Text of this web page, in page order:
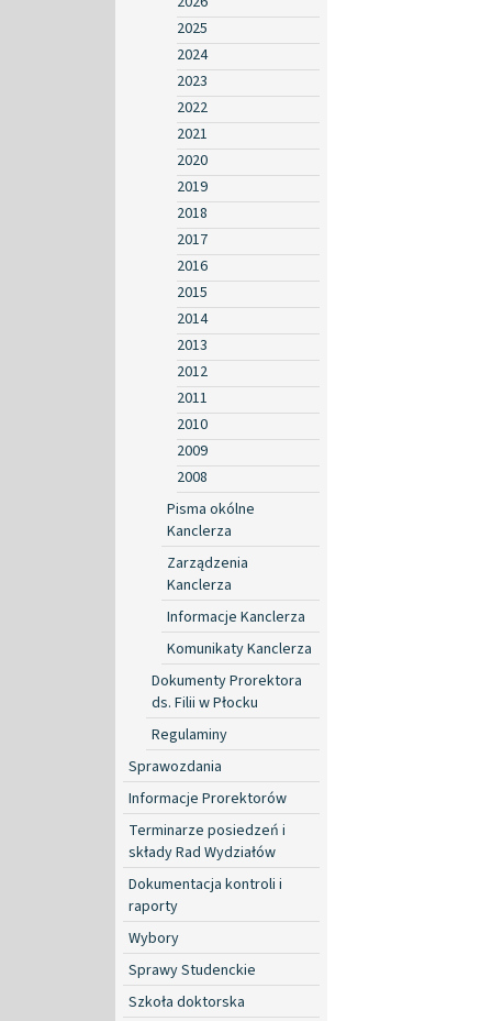
2025
2024
2023
2022
2021
2020
2019
2018
2017
2016
2015
2014
2013
2012
2011
2010
2009
2008
Pisma okólne
Kanclerza
Zarządzenia
Kanclerza
Informacje Kanclerza
Komunikaty Kanclerza
Dokumenty Prorektora
ds. Filii w Płocku
Regulaminy
Sprawozdania
Informacje Prorektorów
Terminarze posiedzeń i
składy Rad Wydziałów
Dokumentacja kontroli i
raporty
Wybory
Sprawy Studenckie
Szkoła doktorska